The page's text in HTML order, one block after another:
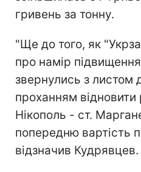
гривень за тонну.
"Ще до того, як
про намір
звернулись з листом
проханням відновити
Нікополь - ст.
попередню вартість
відзначив Кудрявцев.